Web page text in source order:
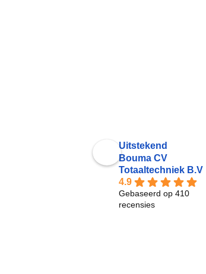
Uitstekend
Bouma CV
Totaaltechniek B.V
4.9
Gebaseerd op 410
recensies